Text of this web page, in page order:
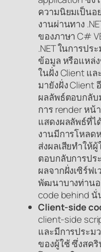
ความนิยมเป็นอ
งานผ่านทาง
ของภาษา C#
.NET ในการปร
ข้อมูล หรือแหล่
ในฝั่ง Client แ
มายังฝั่ง Client
ผลลัพธ์ตอบกลับ
การ render หน้
แสดงผลลัพธ์ที่ไ
งานมีการโหลด
ส่งผลเสียทำให้
ตอบกลับการปร
ผลจากฝั่งเซิร์ฟ
พัฒนาบางท่าน
code behind นั่
Client-side
client-side
และมีการประม
ของผู้ใช้ ซึ่งสค